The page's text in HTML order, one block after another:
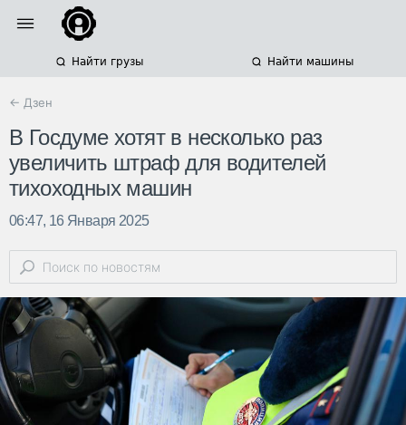
Найти грузы Найти машины
← Дзен
В Госдуме хотят в несколько раз
увеличить штраф для водителей
тихоходных машин
06:47, 16 Января 2025